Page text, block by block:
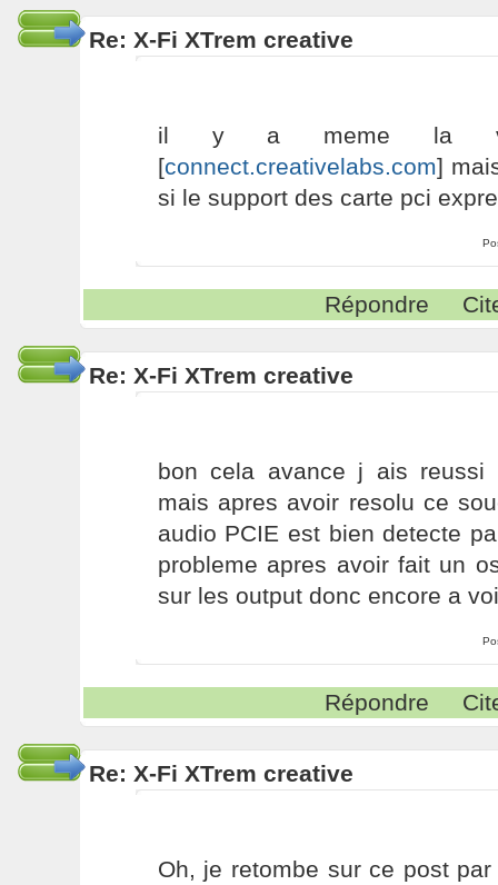
Re: X-Fi XTrem creative
il y a meme la
[connect.creativelabs.com]
si le support des carte pci
Répondre
Re: X-Fi XTrem creative
bon cela avance j ais reussi
mais apres avoir resolu ce
audio PCIE est bien detecte
probleme apres avoir fait un
sur les output donc encore a
Répondre
Re: X-Fi XTrem creative
Oh, je retombe sur ce post